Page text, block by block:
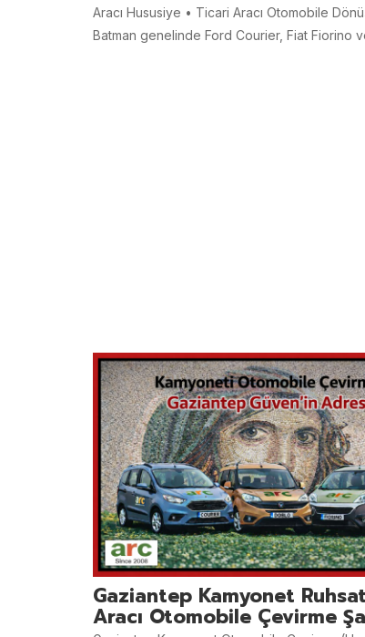
Aracı Hususiye • Ticari Aracı Otomobile
Batman genelinde Ford Courier, Fiat Fiorino
Gaziantep Kamyonet
Aracı Otomobile Çevirme